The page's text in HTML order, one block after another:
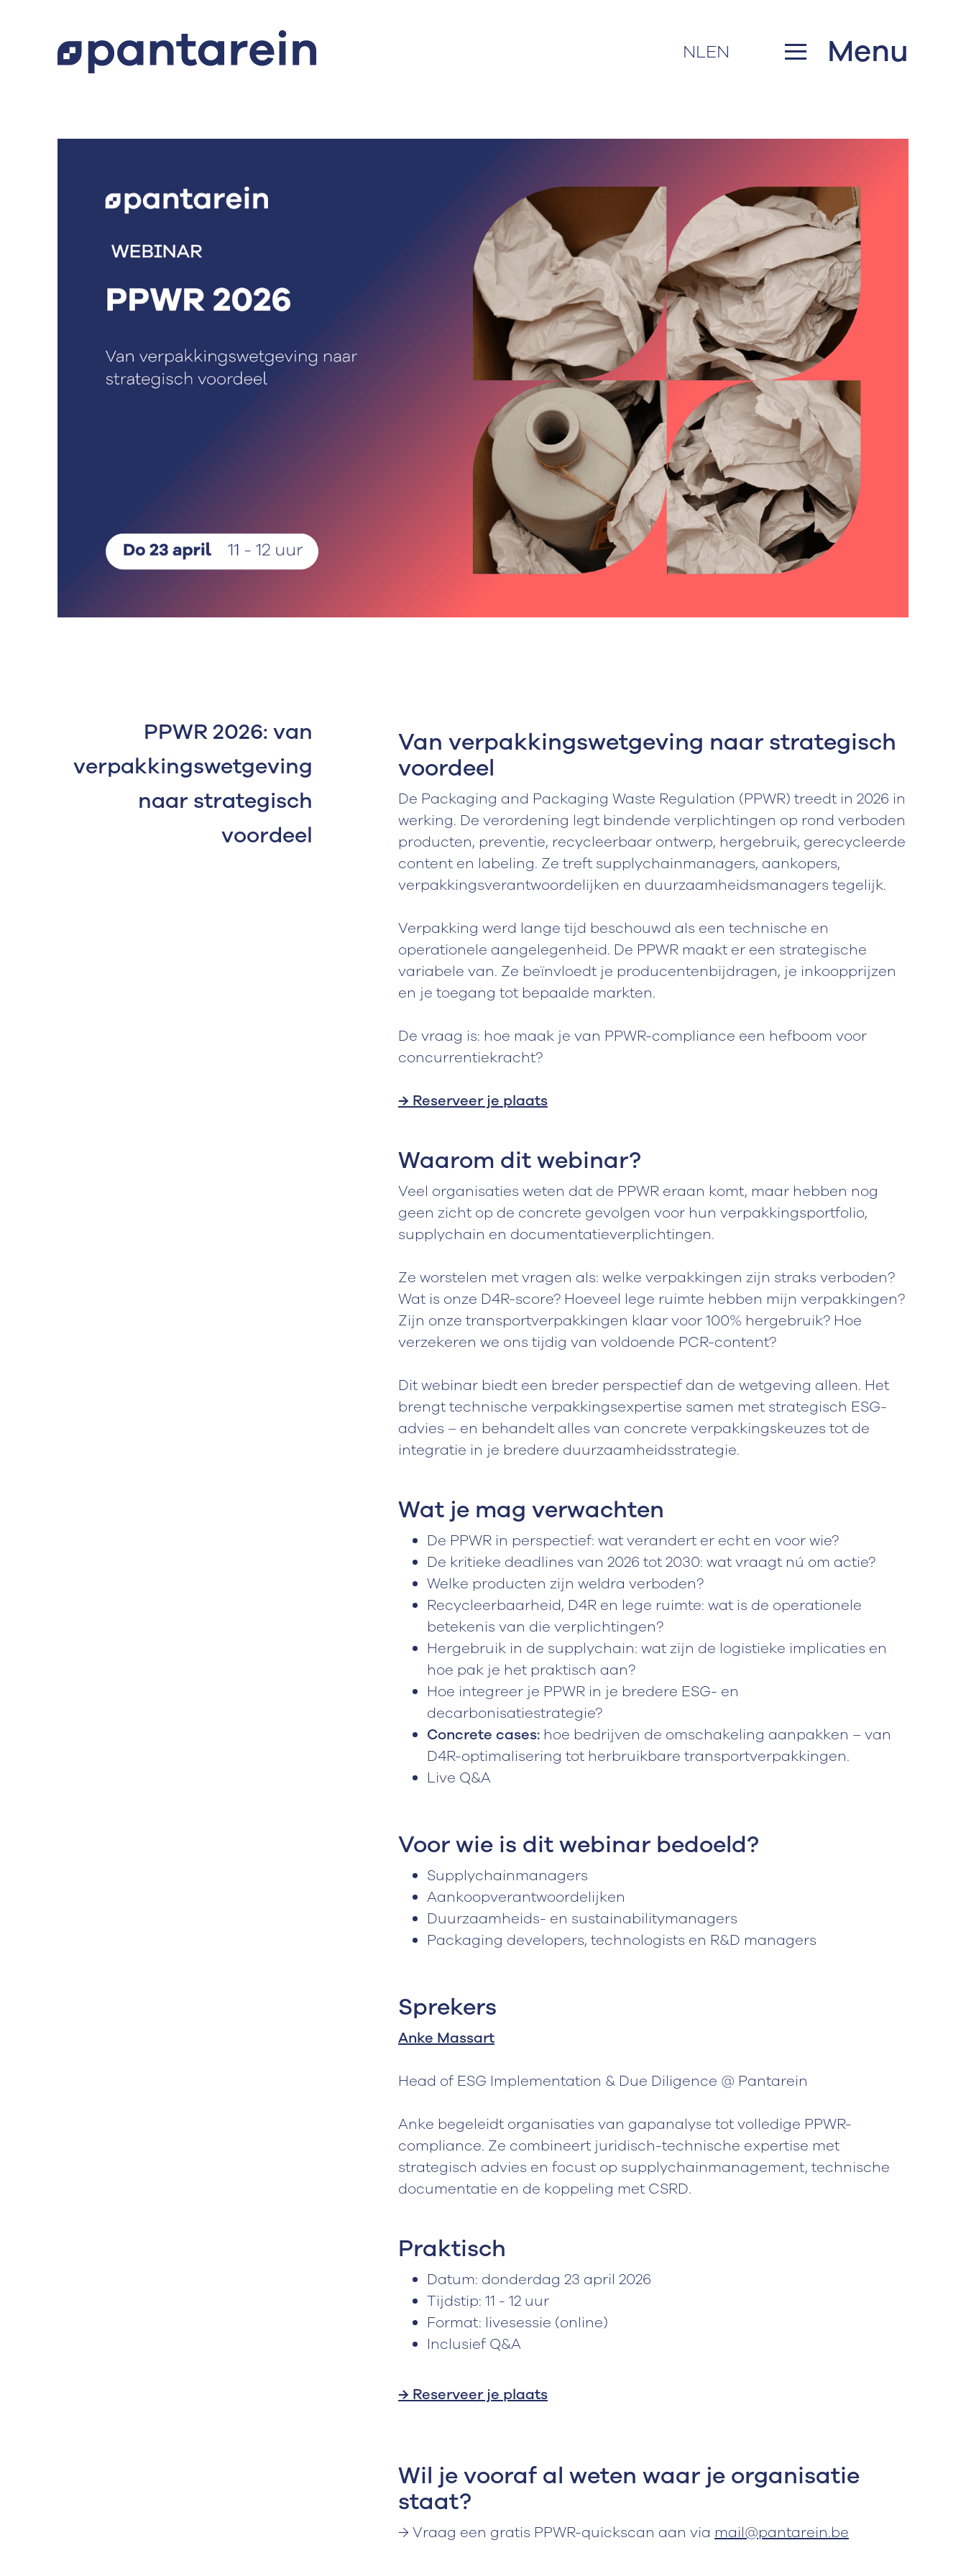
NLEN Menu
PPWR 2026: van
verpakkingswetgeving
naar strategisch
voordeel
Van verpakkingswetgeving naar strategisch
voordeel
De Packaging and Packaging Waste Regulation (PPWR) treedt in 2026 in
werking. De verordening legt bindende verplichtingen op rond verboden
producten, preventie, recycleerbaar ontwerp, hergebruik, gerecycleerde
content en labeling. Ze treft supplychainmanagers, aankopers,
verpakkingsverantwoordelijken en duurzaamheidsmanagers tegelijk.
Verpakking werd lange tijd beschouwd als een technische en
operationele aangelegenheid. De PPWR maakt er een strategische
variabele van. Ze beïnvloedt je producentenbijdragen, je inkoopprijzen
en je toegang tot bepaalde markten.
De vraag is: hoe maak je van PPWR-compliance een hefboom voor
concurrentiekracht?
→ Reserveer je plaats
Waarom dit webinar?
Veel organisaties weten dat de PPWR eraan komt, maar hebben nog
geen zicht op de concrete gevolgen voor hun verpakkingsportfolio,
supplychain en documentatieverplichtingen.
Ze worstelen met vragen als: welke verpakkingen zijn straks verboden?
Wat is onze D4R-score? Hoeveel lege ruimte hebben mijn verpakkingen?
Zijn onze transportverpakkingen klaar voor 100% hergebruik? Hoe
verzekeren we ons tijdig van voldoende PCR-content?
Dit webinar biedt een breder perspectief dan de wetgeving alleen. Het
brengt technische verpakkingsexpertise samen met strategisch ESG-
advies – en behandelt alles van concrete verpakkingskeuzes tot de
integratie in je bredere duurzaamheidsstrategie.
Wat je mag verwachten
De PPWR in perspectief: wat verandert er echt en voor wie?
De kritieke deadlines van 2026 tot 2030: wat vraagt nú om actie?
Welke producten zijn weldra verboden?
Recycleerbaarheid, D4R en lege ruimte: wat is de operationele
betekenis van die verplichtingen?
Hergebruik in de supplychain: wat zijn de logistieke implicaties en
hoe pak je het praktisch aan?
Hoe integreer je PPWR in je bredere ESG- en
decarbonisatiestrategie?
Concrete cases: hoe bedrijven de omschakeling aanpakken – van
D4R-optimalisering tot herbruikbare transportverpakkingen.
Live Q&A
Voor wie is dit webinar bedoeld?
Supplychainmanagers
Aankoopverantwoordelijken
Duurzaamheids- en sustainabilitymanagers
Packaging developers, technologists en R&D managers
Sprekers
Anke Massart
Head of ESG Implementation & Due Diligence @ Pantarein
Anke begeleidt organisaties van gapanalyse tot volledige PPWR-
compliance. Ze combineert juridisch-technische expertise met
strategisch advies en focust op supplychainmanagement, technische
documentatie en de koppeling met CSRD.
Praktisch
Datum: donderdag 23 april 2026
Tijdstip: 11 - 12 uur
Format: livesessie (online)
Inclusief Q&A
→ Reserveer je plaats
Wil je vooraf al weten waar je organisatie
staat?
→ Vraag een gratis PPWR-quickscan aan via mail@pantarein.be